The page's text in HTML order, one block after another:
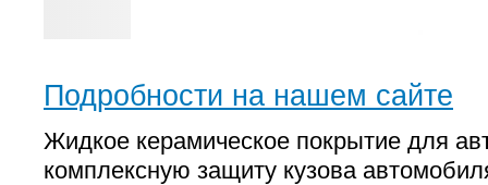
Подробности на нашем сайте
Жидкое керамическое покрытие для
комплексную защиту кузова